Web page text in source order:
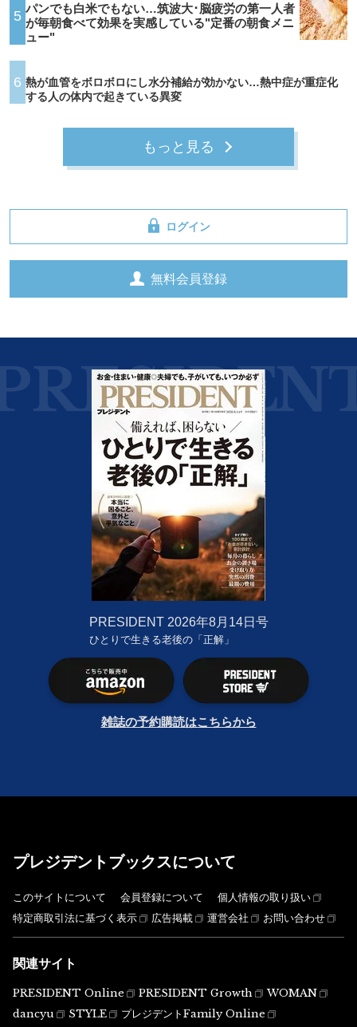
5 パンでも白米でもない…筑波大･脳疲労の第一人者
が毎朝食べて効果を実感している"定番の朝食メニ
ュー"
6 熱が血管をボロボロにし水分補給が効かない…熱中症が重症化
する人の体内で起きている異変
もっと見る
ログイン
無料会員登録
PRESIDENT 2026年8月14日号
ひとりで生きる老後の「正解」
雑誌の予約購読はこちらから
プレジデントブックスについて
このサイトについて 会員登録について
個人情報の取り扱い
特定商取引法に基づく表示
広告掲載 運営会社 お問い合わせ
関連サイト
PRESIDENT Online PRESIDENT Growth
WOMAN
dancyu
STYLE プレジデントFamily Online